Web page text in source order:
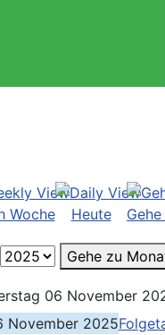
Woche Heute
Gehe zu
06 November
November 2025